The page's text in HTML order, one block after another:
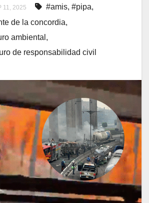
11, 2025 #amis, #pipa,
de la concordia,
ambiental ,
de responsabilidad civil